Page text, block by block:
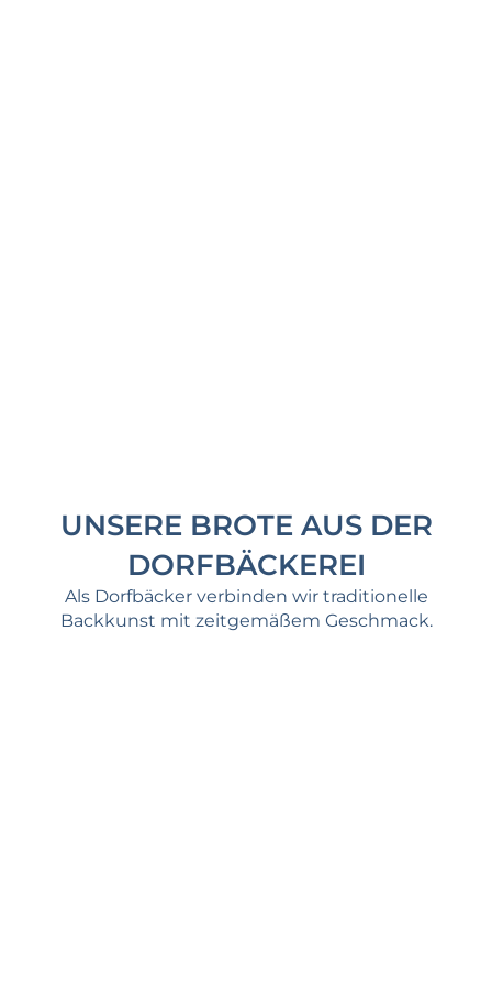
UNSERE BROTE AUS DER
DORFBÄCKEREI
Als Dorfbäcker verbinden wir traditionelle
Backkunst mit zeitgemäßem Geschmack.